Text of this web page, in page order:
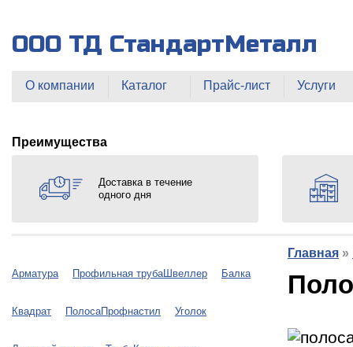
ООО ТД СтандартМеталл
О компании Каталог Прайс-лист Услуги
Преимущества
Доставка в течение
одного дня
Арматура Профильная трубаШвеллер Балка
Квадрат ПолосаПрофнастил Уголок
Главная »